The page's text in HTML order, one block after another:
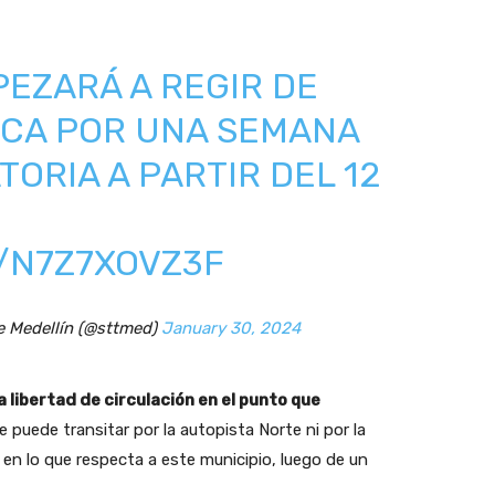
A REGIR DE
POR UNA SEMANA
A PARTIR DEL 12
Medellín (@sttmed) January 30, 2024
libertad de circulación en el punto que
puede transitar por la autopista Norte ni por la
lo que respecta a este municipio, luego de un